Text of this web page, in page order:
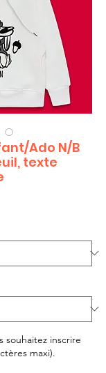
Ado N/B
texte
souhaitez inscrire
maxi).